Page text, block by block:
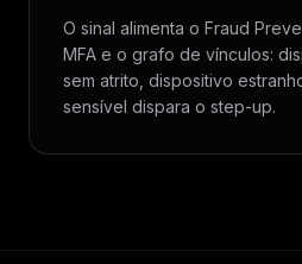
O sinal alimenta o Fraud
MFA e o grafo de vínculos:
sem atrito, dispositivo
sensível dispara o step-up.